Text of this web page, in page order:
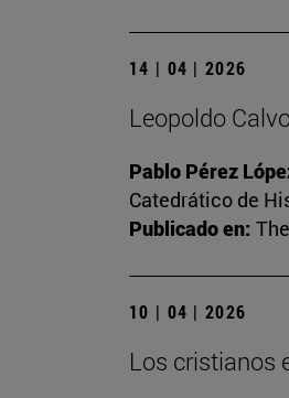
14 | 04 | 2026
Leopoldo
Pablo Pérez
Catedrático de
Publicado en:
10 | 04 | 2026
Los cristianos